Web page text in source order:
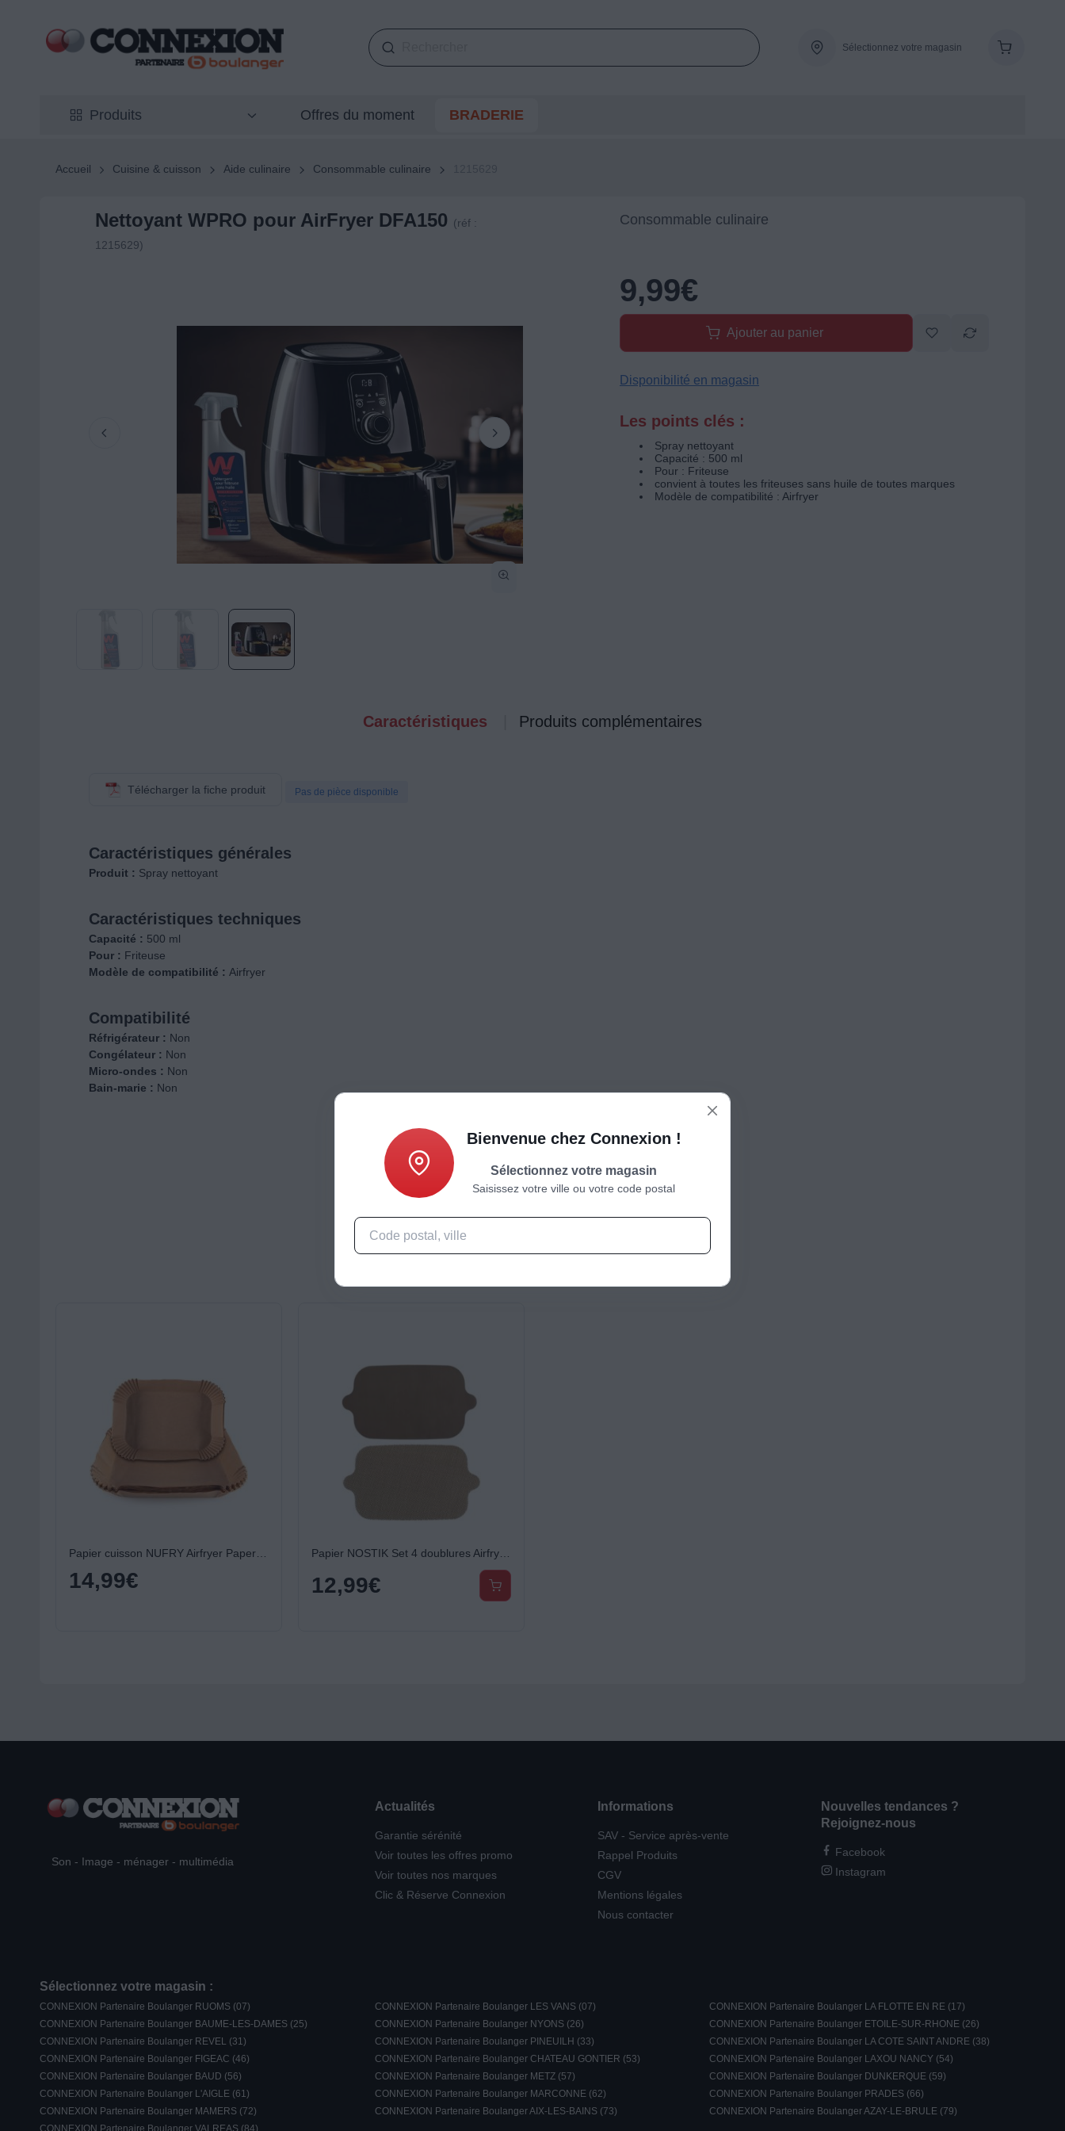
Sélectionnez votre magasin
Produits Offres du moment BRADERIE
Accueil Cuisine & cuisson Aide culinaire Consommable culinaire
Nettoyant WPRO pour AirFryer DFA150 (réf :
1215629)
Consommable culinaire
9,99€
Ajouter au panier
Disponibilité en magasin
Les points clés :
Spray nettoyant
Capacité : 500 ml
Pour : Friteuse
convient à toutes les friteuses sans huile de toutes marques
Modèle de compatibilité : Airfryer
Caractéristiques Produits complémentaires
Télécharger la fiche produit Pas de pièce disponible
Caractéristiques générales
Produit : Spray nettoyant
Caractéristiques techniques
Capacité : 500 ml
Pour : Friteuse
Modèle de compatibilité : Airfryer
Compatibilité
Réfrigérateur : Non
Congélateur : Non
Micro-ondes : Non
Bain-marie : Non
Caractéristiques
Papier cuisson NUFRY Airfryer Paperpack 150 pièces
14,99€
Papier NOSTIK Set 4 doublures Airfryer 2 paniers
12,99€
Son - Image - ménager - multimédia
Actualités
Garantie sérénité
Voir toutes les offres promo
Voir toutes nos marques
Clic & Réserve Connexion
Informations
SAV - Service après-vente
Rappel Produits
CGV
Mentions légales
Nous contacter
Nouvelles tendances ?
Rejoignez-nous
Facebook
Instagram
Sélectionnez votre magasin :
CONNEXION Partenaire Boulanger RUOMS (07) CONNEXION Partenaire Boulanger LES VANS (07)
CONNEXION Partenaire Boulanger LA FLOTTE EN RE (17)
CONNEXION Partenaire Boulanger BAUME-LES-DAMES (25)
CONNEXION Partenaire Boulanger NYONS (26)
CONNEXION Partenaire Boulanger ETOILE-SUR-RHONE (26)
CONNEXION Partenaire Boulanger REVEL (31)
CONNEXION Partenaire Boulanger PINEUILH (33)
CONNEXION Partenaire Boulanger LA COTE SAINT ANDRE (38)
CONNEXION Partenaire Boulanger FIGEAC (46)
CONNEXION Partenaire Boulanger CHATEAU GONTIER (53)
CONNEXION Partenaire Boulanger LAXOU NANCY (54)
CONNEXION Partenaire Boulanger BAUD (56)
CONNEXION Partenaire Boulanger METZ (57)
CONNEXION Partenaire Boulanger DUNKERQUE (59)
CONNEXION Partenaire Boulanger L'AIGLE (61)
CONNEXION Partenaire Boulanger MARCONNE (62)
CONNEXION Partenaire Boulanger PRADES (66)
CONNEXION Partenaire Boulanger MAMERS (72)
CONNEXION Partenaire Boulanger AIX-LES-BAINS (73)
CONNEXION Partenaire Boulanger AZAY-LE-BRULE (79)
Bienvenue chez Connexion !
Sélectionnez votre magasin
Saisissez votre ville ou votre code postal